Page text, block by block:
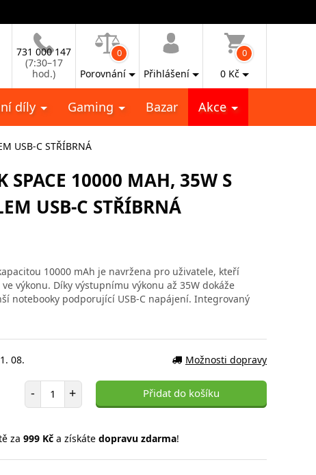
731 000 147
(7:30–17
hod.)
0
Porovnání Přihlášení
0
0 Kč
díly Gaming Bazar Akce
USB-C STŘÍBRNÁ
SPACE 10000 MAH, 35W S
USB-C STŘÍBRNÁ
10000 mAh je navržena pro uživatele, kteří
výkonu. Díky výstupnímu výkonu až 35W dokáže
notebooky podporující USB-C napájení. Integrovaný
08. Možnosti dopravy
- Počet položek
+ Přidat do košíku
za 999 Kča získáte dopravu zdarma!